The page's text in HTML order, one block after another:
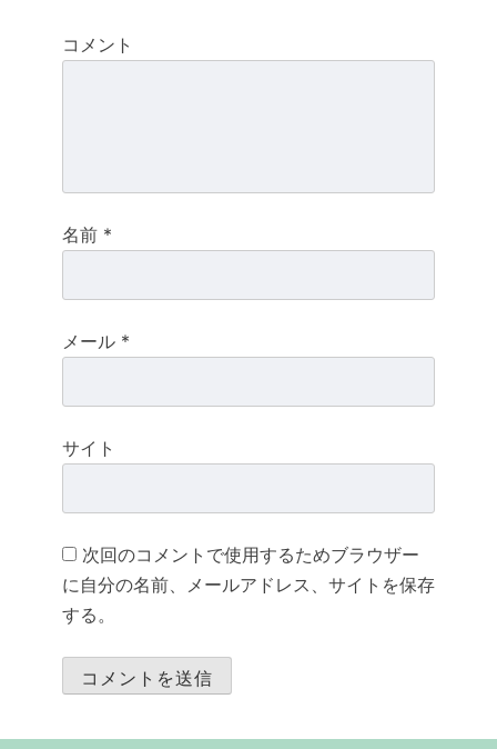
ー
コメント
名前 *
メール *
サイト
次回のコメントで使用するためブラウザー
に自分の名前、メールアドレス、サイトを保存
する。